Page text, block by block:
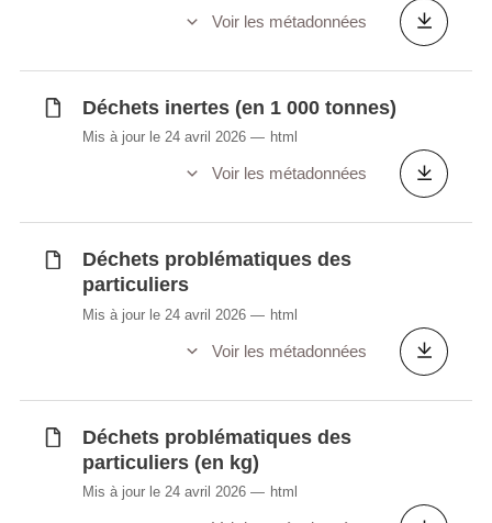
Voir les métadonnées
Déchets inertes (en 1 000 tonnes)
Mis à jour le 24 avril 2026 html
Voir les métadonnées
Déchets problématiques des
particuliers
Mis à jour le 24 avril 2026 html
Voir les métadonnées
Déchets problématiques des
particuliers (en kg)
Mis à jour le 24 avril 2026 html